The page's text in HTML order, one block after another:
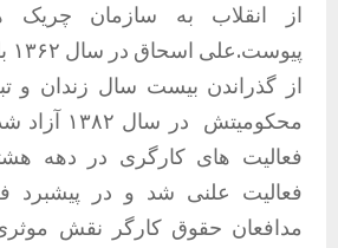
از انقلاب به سازمان چریک
از گذراندن بیست سال زندان و
محکومیتش
در سال
فعالیت های کارگری در دهه
فعالیت علنی شد و در پیشبرد
مدافعان حقوق کارگر نقش